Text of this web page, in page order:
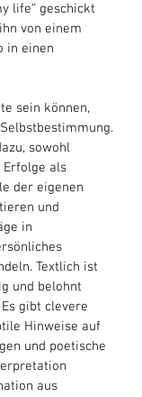
life“ geschickt
von einem
in einen
sein können,
sowohl
Erfolge als
der eigenen
und
in
Textlich ist
und belohnt
gibt clevere
Hinweise auf
und poetische
aus